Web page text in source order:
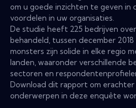
om u goede inzichten te geven in
voordelen in uw organisaties.
De studie heeft 225 bedrijven
behandeld, tussen december 2018
monsters zijn solide in elke regio
landen, waaronder verschillende
sectoren en
Download dit rapport om
onderwerpen in deze enquête